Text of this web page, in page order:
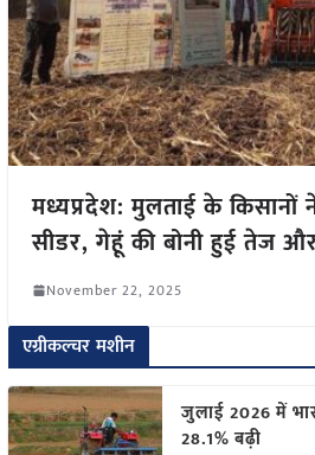
मध्यप्रदेश: मुलताई के किसानों
सीडर, गेहूं की बोनी हुई तेज
November 22, 2025
एग्रीकल्चर मशीन
जुलाई 2026 में
28.1% बढ़ी